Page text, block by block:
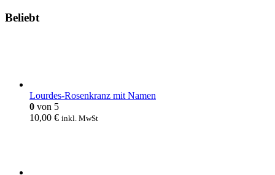
Beliebt
Lourdes-Rosenkranz mit Namen
0 von 5
10,00 € inkl. MwSt